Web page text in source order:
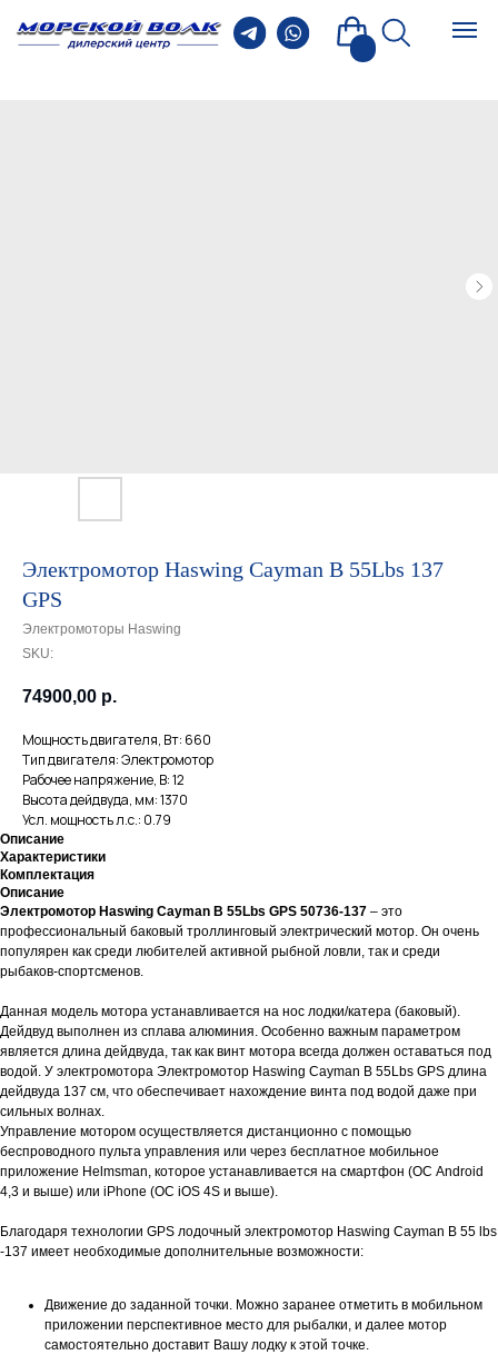
Электромотор Haswing Cayman B 55Lbs 137
GPS
Электромоторы Haswing
SKU:
74900,00 р.
Мощность двигателя, Вт: 660
Тип двигателя: Электромотор
Рабочее напряжение, В: 12
Высота дейдвуда, мм: 1370
Усл. мощность л.с.: 0.79
Описание
Характеристики
Комплектация
Описание
Электромотор Haswing Cayman B 55Lbs GPS 50736-137 – это
профессиональный баковый троллинговый электрический мотор. Он очень
популярен как среди любителей активной рыбной ловли, так и среди
рыбаков-спортсменов.
Данная модель мотора устанавливается на нос лодки/катера (баковый).
Дейдвуд выполнен из сплава алюминия. Особенно важным параметром
является длина дейдвуда, так как винт мотора всегда должен оставаться под
водой. У электромотора Электромотор Haswing Cayman B 55Lbs GPS длина
дейдвуда 137 см, что обеспечивает нахождение винта под водой даже при
сильных волнах.
Управление мотором осуществляется дистанционно с помощью
беспроводного пульта управления или через бесплатное мобильное
приложение Helmsman, которое устанавливается на смартфон (ОС Android
4,3 и выше) или iPhone (ОС iOS 4S и выше).
Благодаря технологии GPS лодочный электромотор Haswing Cayman B 55 lbs
-137 имеет необходимые дополнительные возможности:
Движение до заданной точки. Можно заранее отметить в мобильном
приложении перспективное место для рыбалки, и далее мотор
самостоятельно доставит Вашу лодку к этой точке.